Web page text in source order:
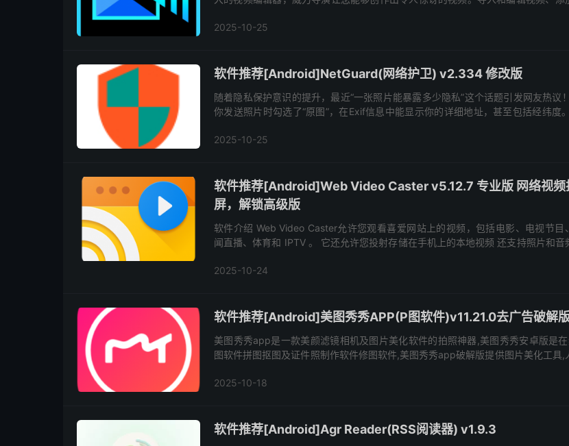
2025-10-25
软件推荐[Android]NetGuard(网络护卫) v2.334 修改版
随着隐私保护意识的提升，最近“一张照片能暴露多少隐私”这个话题引发网友热议
你发送照片时勾选了“原图”，在Exif信息中能显示你的详细地址，甚至包括经纬度
2025-10-25
软件推荐[Android]Web Video Caster v5.12.7 专业版 网络视频
屏，解锁高级版
软件介绍 Web Video Caster允许您观看喜爱网站上的视频，包括电影、电视节目
闻直播、体育和 IPTV 。 它还允许您投射存储在手机上的本地视频 还支持照片和音
2025-10-24
软件推荐[Android]美图秀秀APP(P图软件)v11.21.0去广告破解
美图秀秀app是一款美颜滤镜相机及图片美化软件的拍照神器,美图秀秀安卓版是
图软件拼图抠图及证件照制作软件修图软件,美图秀秀app破解版提供图片美化工具,
2025-10-18
软件推荐[Android]Agr Reader(RSS阅读器) v1.9.3